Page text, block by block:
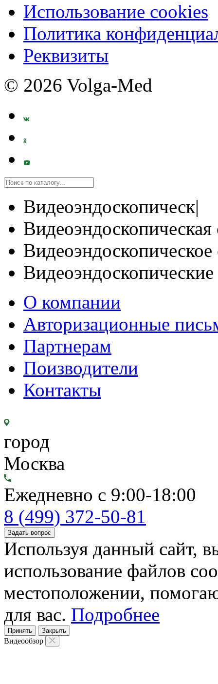
Использование cookies
Политика
Реквизиты
© 2026 Volga-Med
Видеоэндоскопическ|
Видеоэндоскопическая
О компании
Авторизационные
Партнерам
Поизводители
Контакты
город
Москва
Ежедневно с 9:00-18:00
8 (499) 372-50-81
Задать вопрос
Используя данный сайт,
использование файлов
местоположении,
для вас. Подробнее
Принять Закрыть
Видеообзор